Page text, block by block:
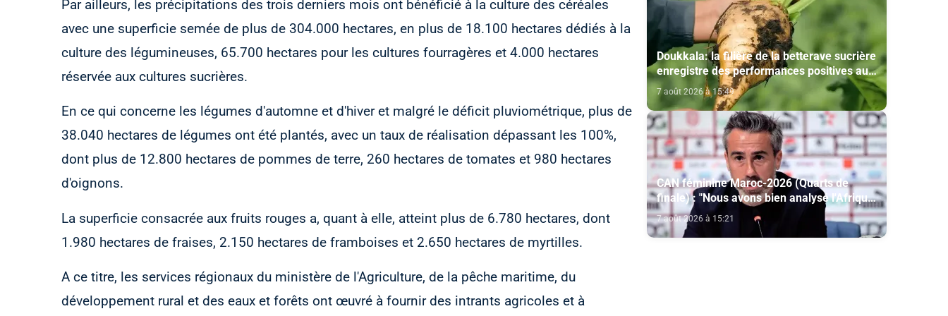
Par ailleurs, les précipitations des trois derniers mois ont bénéficié à la culture des céréales
avec une superficie semée de plus de 304.000 hectares, en plus de 18.100 hectares dédiés à la
culture des légumineuses, 65.700 hectares pour les cultures fourragères et 4.000 hectares
réservée aux cultures sucrières.
En ce qui concerne les légumes d'automne et d'hiver et malgré le déficit pluviométrique, plus de
38.040 hectares de légumes ont été plantés, avec un taux de réalisation dépassant les 100%,
dont plus de 12.800 hectares de pommes de terre, 260 hectares de tomates et 980 hectares
d'oignons.
La superficie consacrée aux fruits rouges a, quant à elle, atteint plus de 6.780 hectares, dont
1.980 hectares de fraises, 2.150 hectares de framboises et 2.650 hectares de myrtilles.
A ce titre, les services régionaux du ministère de l'Agriculture, de la pêche maritime, du
développement rural et des eaux et forêts ont œuvré à fournir des intrants agricoles et à
Doukkala: la filière de la betterave sucrière
enregistre des performances positives au
titre de la campagne agricole 2025-2026
7 août 2026 à 15:49
CAN féminine Maroc-2026 (Quarts de
finale) : "Nous avons bien analysé l'Afrique
du Sud pour aller chercher la victoire"
(Jorge Vilda)
7 août 2026 à 15:21